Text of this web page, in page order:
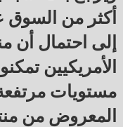
أكثر من السوق
إلى احتمال أن
الأمريكيين
مستويات
المعروض من